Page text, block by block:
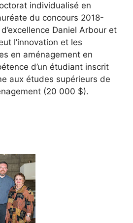
individualisé en
du concours 2018-
Daniel Arbour et
l’innovation et les
en aménagement en
d’un étudiant inscrit
aux études supérieurs de
(20 000 $).